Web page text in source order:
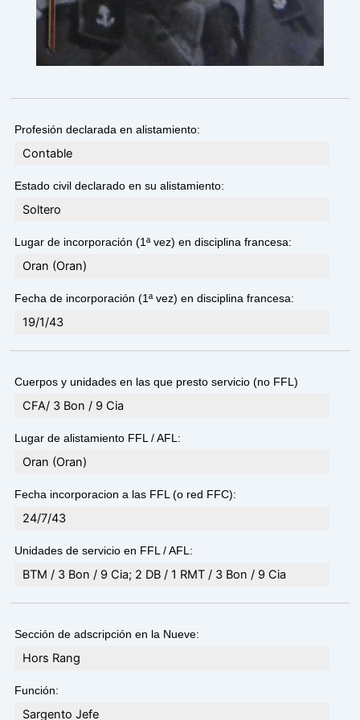
Profesión declarada en alistamiento:
Contable
Estado civil declarado en su alistamiento:
Soltero
Lugar de incorporación (1ª vez) en disciplina francesa:
Oran (Oran)
Fecha de incorporación (1ª vez) en disciplina francesa:
19/1/43
Cuerpos y unidades en las que presto servicio (no FFL)
CFA/ 3 Bon / 9 Cia
Lugar de alistamiento FFL / AFL:
Oran (Oran)
Fecha incorporacion a las FFL (o red FFC):
24/7/43
Unidades de servicio en FFL / AFL:
BTM / 3 Bon / 9 Cia; 2 DB / 1 RMT / 3 Bon / 9 Cia
Sección de adscripción en la Nueve:
Hors Rang
Función:
Sargento Jefe